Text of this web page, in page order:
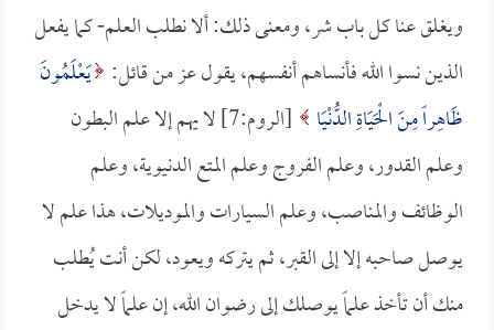
ويغلق عنا كل باب شر، ومعنى ذلك: ألا نطلب العلم- كما يفعل
الذين نسوا الله فأنساهم أنفسهم، يقول عز من قائل: يَعْلَمُونَ
ظَاهِراً مِنَ الْحَيَاةِ الدُّنْيَا
[الروم:7] لا يهم إلا علم البطون
وعلم القدور، وعلم الفروج وعلم المتع الدنيوية، وعلم
الوظائف والمناصب، وعلم السيارات والموديلات، هذا علم لا
يوصل صاحبه إلا إلى القبر، ثم يتركه ويعود، لكن أنت يُطلب
منك أن تأخذ علماً يوصلك إلى رضوان الله، إن علماً لا يدخل